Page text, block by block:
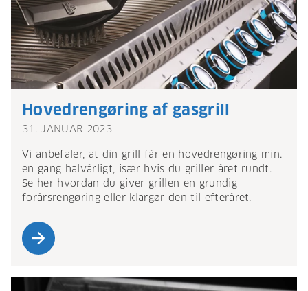
Hovedrengøring af gasgrill
31. JANUAR 2023
Vi anbefaler, at din grill får en hovedrengøring min.
en gang halvårligt, især hvis du griller året rundt.
Se her hvordan du giver grillen en grundig
forårsrengøring eller klargør den til efteråret.
arrow_forward